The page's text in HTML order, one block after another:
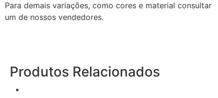
Para demais variações, como cores e material consultar
um de nossos vendedores.
Produtos Relacionados